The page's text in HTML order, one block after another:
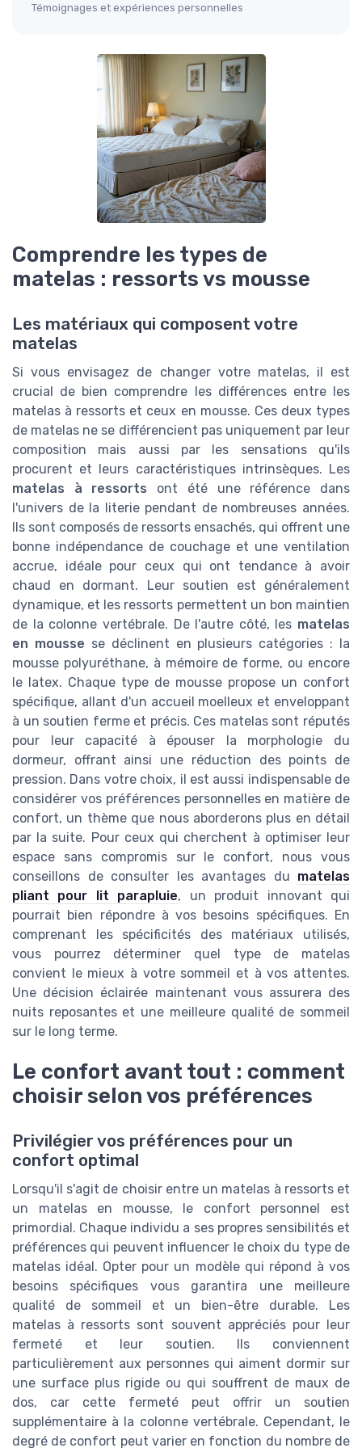
Témoignages et expériences personnelles
Comprendre les types de
matelas : ressorts vs mousse
Les matériaux qui composent votre
matelas
Si vous envisagez de changer votre matelas, il est
crucial de bien comprendre les différences entre les
matelas à ressorts et ceux en mousse. Ces deux types
de matelas ne se différencient pas uniquement par leur
composition mais aussi par les sensations qu'ils
procurent et leurs caractéristiques intrinsèques. Les
matelas à ressorts ont été une référence dans
l'univers de la literie pendant de nombreuses années.
Ils sont composés de ressorts ensachés, qui offrent une
bonne indépendance de couchage et une ventilation
accrue, idéale pour ceux qui ont tendance à avoir
chaud en dormant. Leur soutien est généralement
dynamique, et les ressorts permettent un bon maintien
de la colonne vertébrale. De l'autre côté, les matelas
en mousse se déclinent en plusieurs catégories : la
mousse polyuréthane, à mémoire de forme, ou encore
le latex. Chaque type de mousse propose un confort
spécifique, allant d'un accueil moelleux et enveloppant
à un soutien ferme et précis. Ces matelas sont réputés
pour leur capacité à épouser la morphologie du
dormeur, offrant ainsi une réduction des points de
pression. Dans votre choix, il est aussi indispensable de
considérer vos préférences personnelles en matière de
confort, un thème que nous aborderons plus en détail
par la suite. Pour ceux qui cherchent à optimiser leur
espace sans compromis sur le confort, nous vous
conseillons de consulter les avantages du matelas
pliant pour lit parapluie, un produit innovant qui
pourrait bien répondre à vos besoins spécifiques. En
comprenant les spécificités des matériaux utilisés,
vous pourrez déterminer quel type de matelas
convient le mieux à votre sommeil et à vos attentes.
Une décision éclairée maintenant vous assurera des
nuits reposantes et une meilleure qualité de sommeil
sur le long terme.
Le confort avant tout : comment
choisir selon vos préférences
Privilégier vos préférences pour un
confort optimal
Lorsqu'il s'agit de choisir entre un matelas à ressorts et
un matelas en mousse, le confort personnel est
primordial. Chaque individu a ses propres sensibilités et
préférences qui peuvent influencer le choix du type de
matelas idéal. Opter pour un modèle qui répond à vos
besoins spécifiques vous garantira une meilleure
qualité de sommeil et un bien-être durable. Les
matelas à ressorts sont souvent appréciés pour leur
fermeté et leur soutien. Ils conviennent
particulièrement aux personnes qui aiment dormir sur
une surface plus rigide ou qui souffrent de maux de
dos, car cette fermeté peut offrir un soutien
supplémentaire à la colonne vertébrale. Cependant, le
degré de confort peut varier en fonction du nombre de